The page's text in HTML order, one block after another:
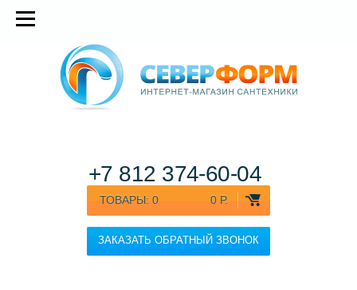
ТОВАРЫ: 0 0 Р.
ЗАКАЗАТЬ ОБРАТНЫЙ ЗВОНОК
+7 812 374-60-04